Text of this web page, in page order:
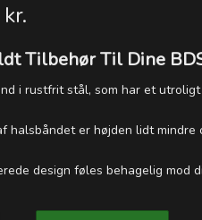
Tilbehør Til Dine
i rustfrit stål, som har et
halsbåndet er højden lidt
design føles behagelig mod